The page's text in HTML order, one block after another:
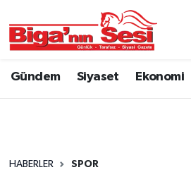
Gündem Siyaset Ekonomi
HABERLER SPOR
Asayiş
Belediye
Çanakkale Hava Durumu
Tüm Manşetler